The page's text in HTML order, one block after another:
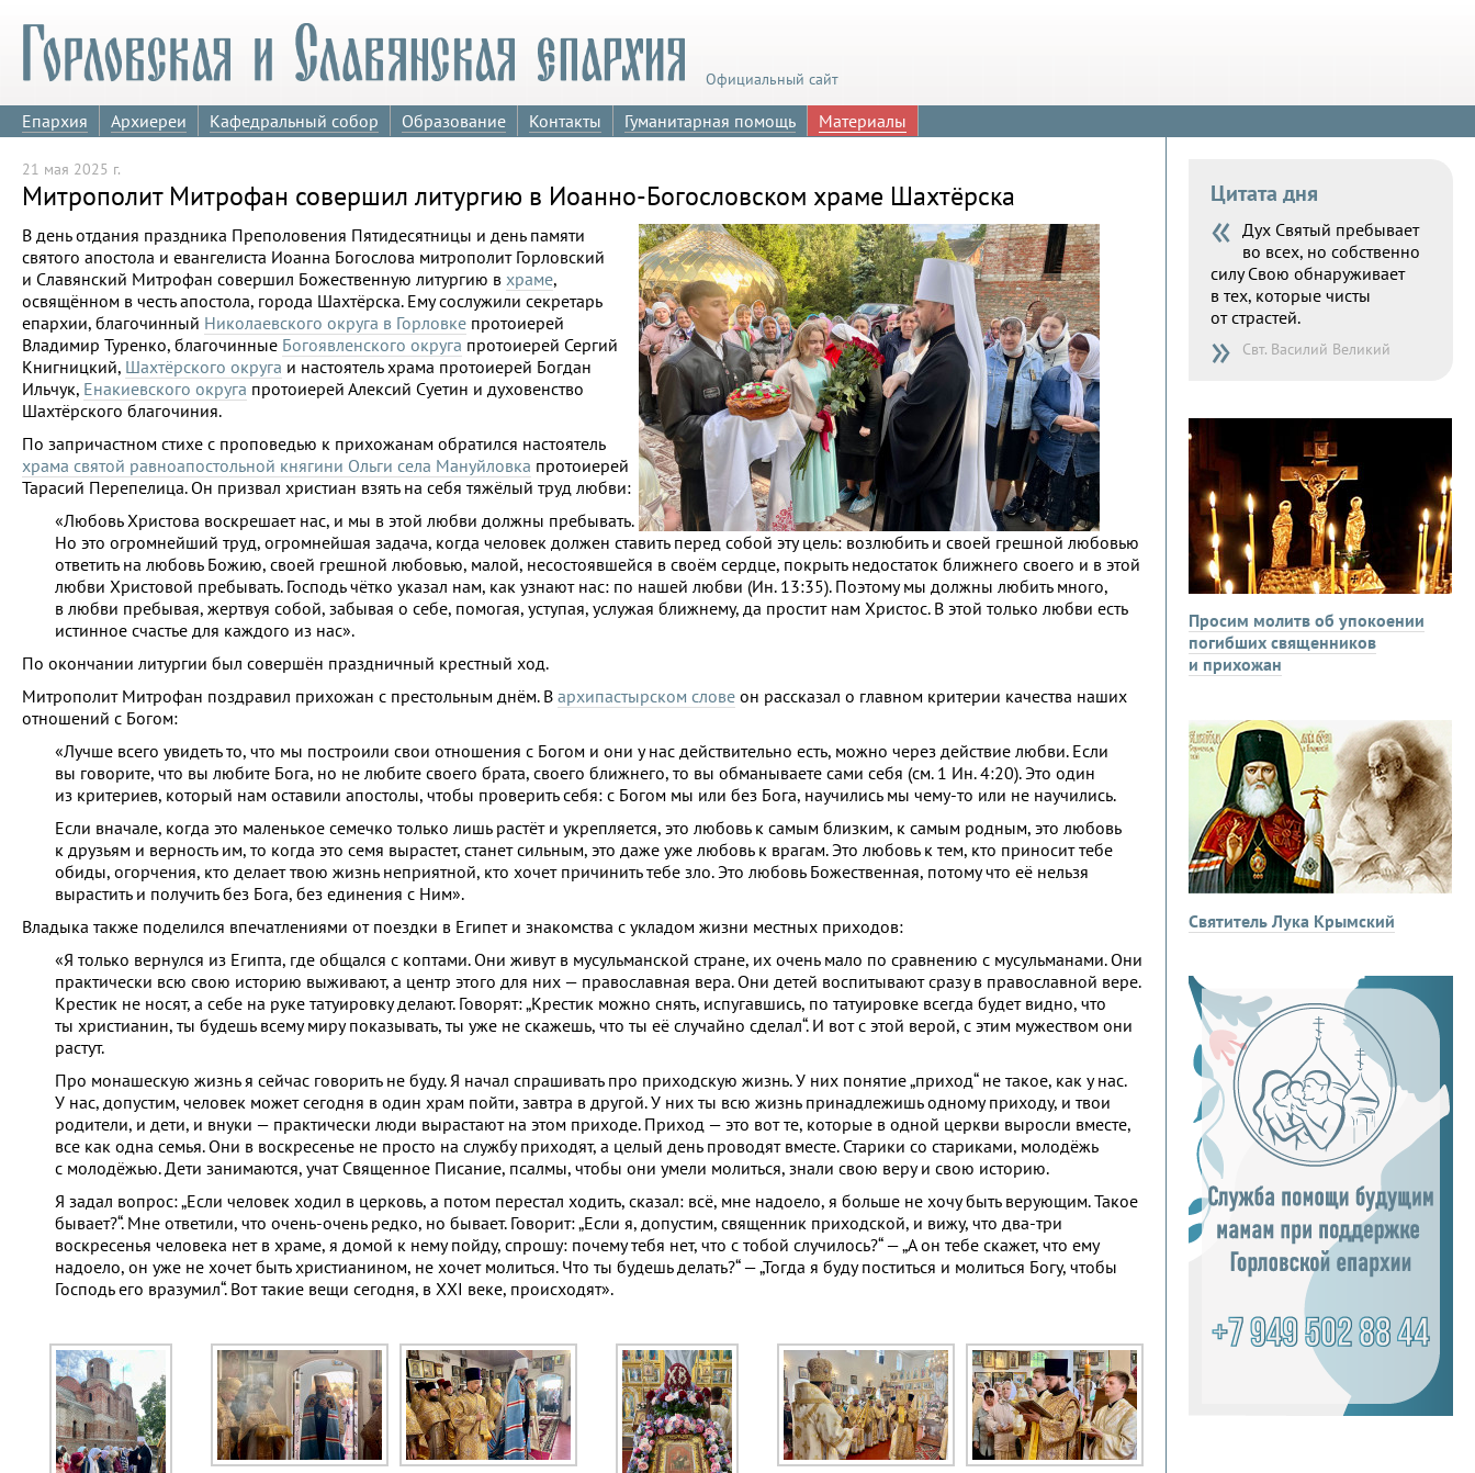
Официальный сайт
Епархия Архиереи Кафедральный собор Образование Контакты Гуманитарная помощь Материалы
21 мая 2025 г.
Митрополит Митрофан совершил литургию в Иоанно-Богословском храме Шахтёрска
В день отдания праздника Преполовения Пятидесятницы и день памяти
святого апостола и евангелиста Иоанна Богослова митрополит Горловский
и Славянский Митрофан совершил Божественную литургию в храме,
освящённом в честь апостола, города Шахтёрска. Ему сослужили секретарь
епархии, благочинный Николаевского округа в Горловке протоиерей
Владимир Туренко, благочинные Богоявленского округа протоиерей Сергий
Книгницкий, Шахтёрского округа и настоятель храма протоиерей Богдан
Ильчук, Енакиевского округа протоиерей Алексий Суетин и духовенство
Шахтёрского благочиния.
По запричастном стихе с проповедью к прихожанам обратился настоятель
храма святой равноапостольной княгини Ольги села Мануйловка протоиерей
Тарасий Перепелица. Он призвал христиан взять на себя тяжёлый труд любви:
«Любовь Христова воскрешает нас, и мы в этой любви должны пребывать.
Но это огромнейший труд, огромнейшая задача, когда человек должен ставить перед собой эту цель: возлюбить и своей грешной любовью
ответить на любовь Божию, своей грешной любовью, малой, несостоявшейся в своём сердце, покрыть недостаток ближнего своего и в этой
любви Христовой пребывать. Господь чётко указал нам, как узнают нас: по нашей любви (Ин. 13:35). Поэтому мы должны любить много,
в любви пребывая, жертвуя собой, забывая о себе, помогая, уступая, услужая ближнему, да простит нам Христос. В этой только любви есть
истинное счастье для каждого из нас».
По окончании литургии был совершён праздничный крестный ход.
Митрополит Митрофан поздравил прихожан с престольным днём. В архипастырском слове он рассказал о главном критерии качества наших
отношений с Богом:
«Лучше всего увидеть то, что мы построили свои отношения с Богом и они у нас действительно есть, можно через действие любви. Если
вы говорите, что вы любите Бога, но не любите своего брата, своего ближнего, то вы обманываете сами себя (см. 1 Ин. 4:20). Это один
из критериев, который нам оставили апостолы, чтобы проверить себя: с Богом мы или без Бога, научились мы чему-то или не научились.
Если вначале, когда это маленькое семечко только лишь растёт и укрепляется, это любовь к самым близким, к самым родным, это любовь
к друзьям и верность им, то когда это семя вырастет, станет сильным, это даже уже любовь к врагам. Это любовь к тем, кто приносит тебе
обиды, огорчения, кто делает твою жизнь неприятной, кто хочет причинить тебе зло. Это любовь Божественная, потому что её нельзя
вырастить и получить без Бога, без единения с Ним».
Владыка также поделился впечатлениями от поездки в Египет и знакомства с укладом жизни местных приходов:
«Я только вернулся из Египта, где общался с коптами. Они живут в мусульманской стране, их очень мало по сравнению с мусульманами. Они
практически всю свою историю выживают, а центр этого для них — православная вера. Они детей воспитывают сразу в православной вере.
Крестик не носят, а себе на руке татуировку делают. Говорят: „Крестик можно снять, испугавшись, по татуировке всегда будет видно, что
ты христианин, ты будешь всему миру показывать, ты уже не скажешь, что ты её случайно сделал“. И вот с этой верой, с этим мужеством они
растут.
Про монашескую жизнь я сейчас говорить не буду. Я начал спрашивать про приходскую жизнь. У них понятие „приход“ не такое, как у нас.
У нас, допустим, человек может сегодня в один храм пойти, завтра в другой. У них ты всю жизнь принадлежишь одному приходу, и твои
родители, и дети, и внуки — практически люди вырастают на этом приходе. Приход — это вот те, которые в одной церкви выросли вместе,
все как одна семья. Они в воскресенье не просто на службу приходят, а целый день проводят вместе. Старики со стариками, молодёжь
с молодёжью. Дети занимаются, учат Священное Писание, псалмы, чтобы они умели молиться, знали свою веру и свою историю.
Я задал вопрос: „Если человек ходил в церковь, а потом перестал ходить, сказал: всё, мне надоело, я больше не хочу быть верующим. Такое
бывает?“. Мне ответили, что очень-очень редко, но бывает. Говорит: „Если я, допустим, священник приходской, и вижу, что два-три
воскресенья человека нет в храме, я домой к нему пойду, спрошу: почему тебя нет, что с тобой случилось?“ — „А он тебе скажет, что ему
надоело, он уже не хочет быть христианином, не хочет молиться. Что ты будешь делать?“ — „Тогда я буду поститься и молиться Богу, чтобы
Господь его вразумил“. Вот такие вещи сегодня, в XXI веке, происходят».
Цитата дня
« Дух Святый пребывает
во всех, но собственно
силу Свою обнаруживает
в тех, которые чисты
от страстей.
» Свт. Василий Великий
Просим молитв об упокоении
погибших священников
и прихожан
Святитель Лука Крымский